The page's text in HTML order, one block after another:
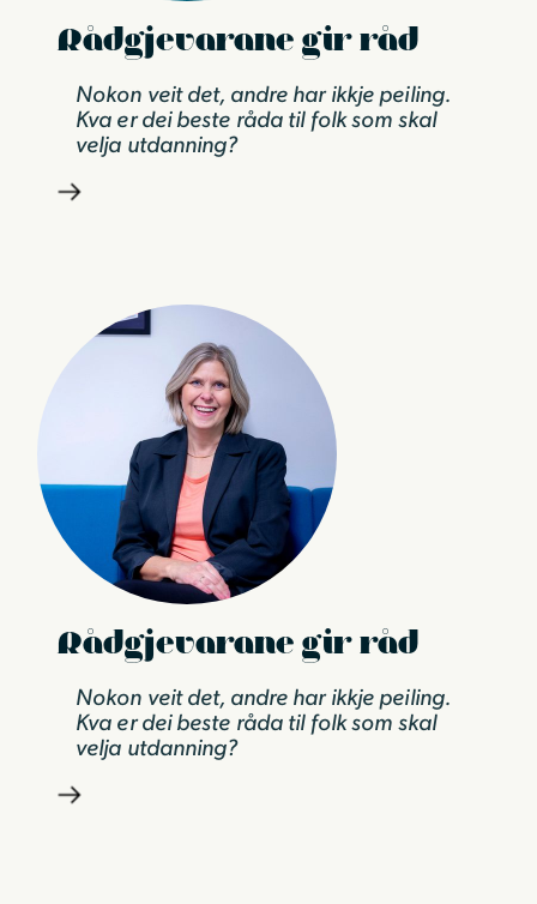
Rådgjevarane gir råd
Nokon veit det, andre har ikkje peiling.
Kva er dei beste råda til folk som skal
velja utdanning?
Rådgjevarane gir råd
Nokon veit det, andre har ikkje peiling.
Kva er dei beste råda til folk som skal
velja utdanning?